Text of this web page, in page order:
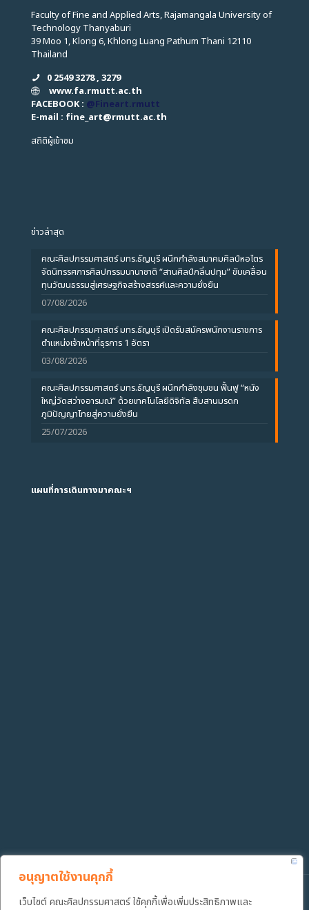
อนุญาตใช้งานคุกกี้
เว็บไซต์ คณะศิลปกรรมศาสตร์ ใช้คุกกี้เพื่อเพิ่มประสิทธิภาพและ
Faculty of Fine and Applied Arts, Rajamangala University of
Technology Thanyaburi
39 Moo 1, Klong 6, Khlong Luang Pathum Thani 12110
Thailand
0 2549 3278 , 3279
www.fa.rmutt.ac.th
FACEBOOK : @Fineart.rmutt
E-mail : fine_art@rmutt.ac.th
สถิติผู้เข้าชม
ข่าวล่าสุด
คณะศิลปกรรมศาสตร์ มทร.ธัญบุรี ผนึกกำลังสมาคมศิลป์หอไตร
จัดนิทรรศการศิลปกรรมนานาชาติ “สานศิลป์กลิ่นปทุม” ขับเคลื่อน
ทุนวัฒนธรรมสู่เศรษฐกิจสร้างสรรค์และความยั่งยืน
07/08/2026
คณะศิลปกรรมศาสตร์ มทร.ธัญบุรี เปิดรับสมัครพนักงานราชการ
ตำแหน่งเจ้าหน้าที่ธุรการ 1 อัตรา
03/08/2026
คณะศิลปกรรมศาสตร์ มทร.ธัญบุรี ผนึกกำลังชุมชน ฟื้นฟู “หนัง
ใหญ่วัดสว่างอารมณ์” ด้วยเทคโนโลยีดิจิทัล สืบสานมรดก
ภูมิปัญญาไทยสู่ความยั่งยืน
25/07/2026
แผนที่การเดินทางมาคณะฯ
Copyright ©️ 2022 คณะศิลปกรรมศาสตร์ มหาวิทยาลัยเทคโนโลยีราช